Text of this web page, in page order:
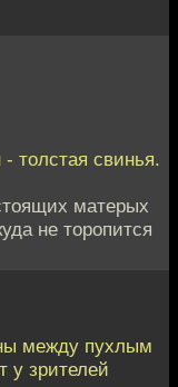
толстая свинья.
матерых
не торопится
между пухлым
у зрителей